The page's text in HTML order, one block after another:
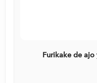
Furikake de